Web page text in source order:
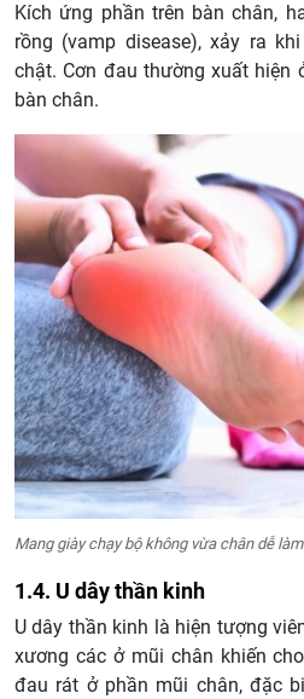
Kích ứng phần trên bàn chân,
rồng (vamp disease), xảy ra
chật. Cơn đau thường xuất hiện
bàn chân.
Mang giày chạy bộ không vừa chân dễ
1.4. U dây thần kinh
U dây thần kinh là hiện tượng
xương các ở mũi chân khiến
đau rát ở phần mũi chân, đặc